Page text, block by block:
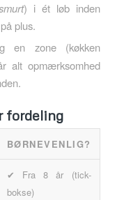
) i ét løb inden
plus.
en zone (køkken
alt opmærksomhed
fordeling
BØRNEVENLIG?
✔ Fra 8 år (tick-
bokse)